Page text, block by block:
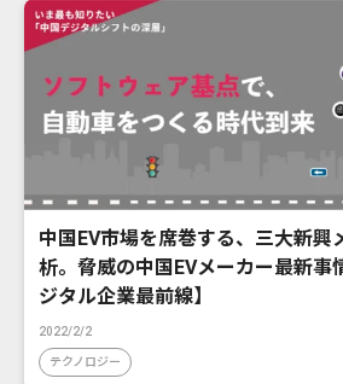
中国EV市場を席巻する、三大新興
析。脅威の中国EVメーカー最新事
ジタル企業最前線】
2022/2/2
テクノロジー